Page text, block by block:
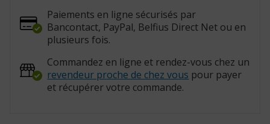
Paiements en ligne sécurisés par
Bancontact, PayPal, Belfius Direct Net ou en
plusieurs fois.
Commandez en ligne et rendez-vous chez un
revendeur proche de chez vous pour payer
et récupérer votre commande.